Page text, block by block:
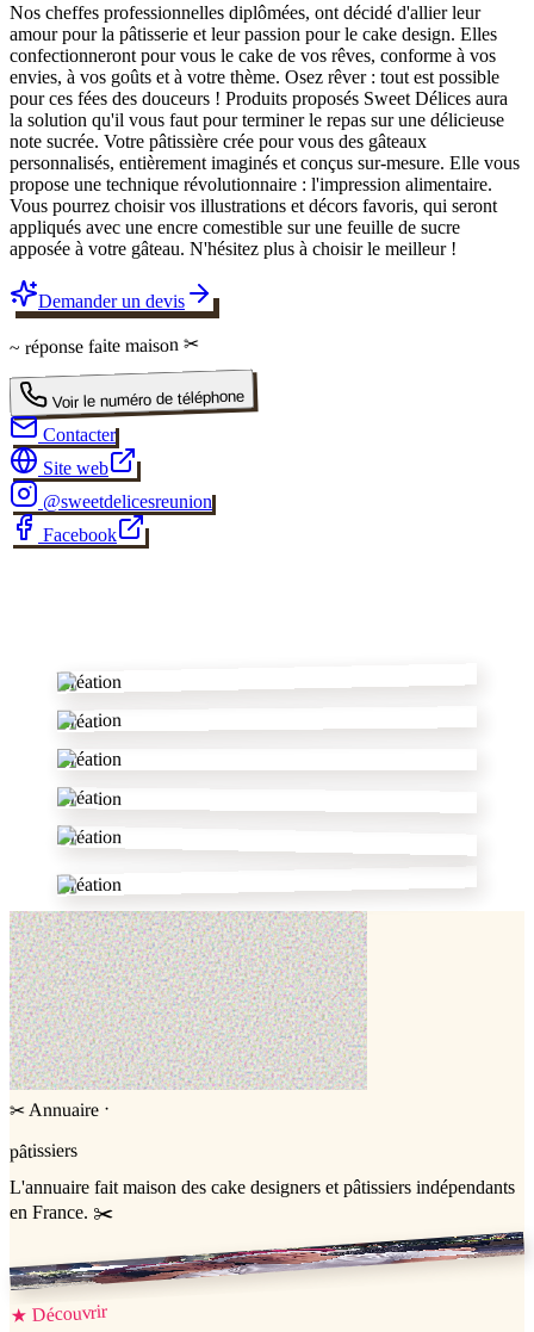
Nos cheffes professionnelles diplômées, ont décidé d'allier leur
amour pour la pâtisserie et leur passion pour le cake design. Elles
confectionneront pour vous le cake de vos rêves, conforme à vos
envies, à vos goûts et à votre thème. Osez rêver : tout est possible
pour ces fées des douceurs ! Produits proposés Sweet Délices aura
la solution qu'il vous faut pour terminer le repas sur une délicieuse
note sucrée. Votre pâtissière crée pour vous des gâteaux
personnalisés, entièrement imaginés et conçus sur-mesure. Elle vous
propose une technique révolutionnaire : l'impression alimentaire.
Vous pourrez choisir vos illustrations et décors favoris, qui seront
appliqués avec une encre comestible sur une feuille de sucre
apposée à votre gâteau. N'hésitez plus à choisir le meilleur !
Demander un devis
~ réponsefaite maison ✂
Voir le numéro de téléphone
Contacter
Site web
@sweetdelicesreunion
Facebook
Création
Création
Création
Création
Création
Création
✂ Annuaire ·
pâtissiers
L'annuaire fait maison des cake designers et pâtissiers indépendants
en France. ✂️
Jessica & Jérémy ♡
★ Découvrir